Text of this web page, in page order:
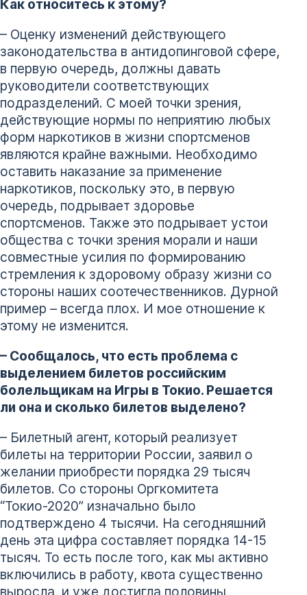
Как относитесь к этому?
– Оценку изменений действующего
законодательства в антидопинговой сфере,
в первую очередь, должны давать
руководители соответствующих
подразделений. С моей точки зрения,
действующие нормы по неприятию любых
форм наркотиков в жизни спортсменов
являются крайне важными. Необходимо
оставить наказание за применение
наркотиков, поскольку это, в первую
очередь, подрывает здоровье
спортсменов. Также это подрывает устои
общества с точки зрения морали и наши
совместные усилия по формированию
стремления к здоровому образу жизни со
стороны наших соотечественников. Дурной
пример – всегда плох. И мое отношение к
этому не изменится.
– Сообщалось, что есть проблема с
выделением билетов российским
болельщикам на Игры в Токио. Решается
ли она и сколько билетов выделено?
– Билетный агент, который реализует
билеты на территории России, заявил о
желании приобрести порядка 29 тысяч
билетов. Со стороны Оргкомитета
“Токио-2020” изначально было
подтверждено 4 тысячи. На сегодняшний
день эта цифра составляет порядка 14-15
тысяч. То есть после того, как мы активно
включились в работу, квота существенно
выросла, и уже достигла половины